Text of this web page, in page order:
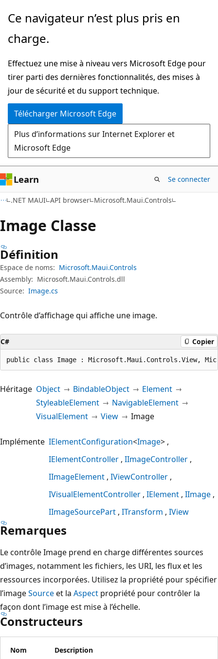
Passer
directement
au
principal
Passer
la
dans
la
page
Ce navigateur n’est plus pris en
charge.
Effectuez une mise à niveau vers Microsoft Edge pour
tirer parti des dernières fonctionnalités, des mises à
jour de sécurité et du support technique.
Télécharger Microsoft Edge
Plus d’informations sur Internet Explorer et
Microsoft Edge
Learn Se connecter
.NET MAUI API browser Microsoft.Maui.Controls
Image Classe
Définition
Espace de noms: Microsoft.Maui.Controls
Assembly: Microsoft.Maui.Controls.dll
Source: Image.cs
Contrôle d’affichage qui affiche une image.
C# Copier
public class Image : Microsoft.Maui.Controls.View,
Héritage Object BindableObject
Element
StyleableElement
NavigableElement
VisualElement
View Image
Implémente IElementConfiguration<Image>
IElementController IImageController
IImageElement IViewController
IVisualElementController IElement IImage
IImageSourcePart ITransform IView
Remarques
Le contrôle Image prend en charge différentes sources
d’images, notamment les fichiers, les URI, les flux et les
ressources incorporées. Utilisez la propriété pour spécifier
l’imageSourceet la Aspect propriété pour contrôler la
façon dont l’image est mise à l’échelle.
Constructeurs
Nom Description